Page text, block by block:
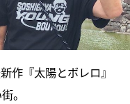
作『太陽とボレロ』
。